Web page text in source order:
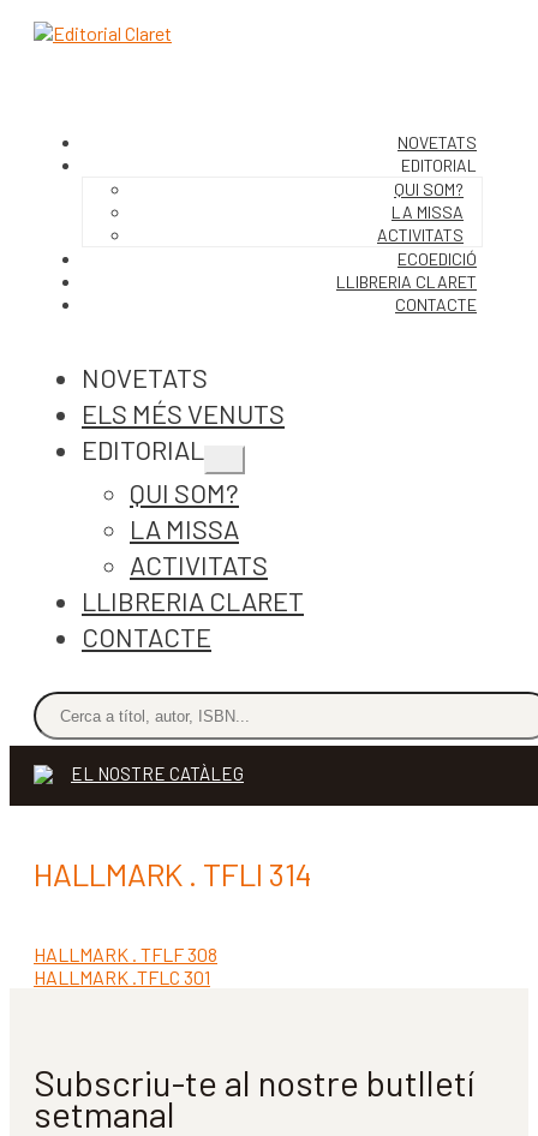
NOVETATS
EDITORIAL
QUI SOM?
LA MISSA
ACTIVITATS
ECOEDICIÓ
LLIBRERIA CLARET
CONTACTE
NOVETATS
ELS MÉS VENUTS
EDITORIAL
Expandeix
QUI SOM?
LA MISSA
ACTIVITATS
LLIBRERIA CLARET
CONTACTE
EL NOSTRE CATÀLEG
HALLMARK . TFLI 314
Navegació
d'entrades
Entrada
anterior:
HALLMARK . TFLF 308
Pròxima
HALLMARK .TFLC 301
Subscriu-te al nostre butlletí
setmanal